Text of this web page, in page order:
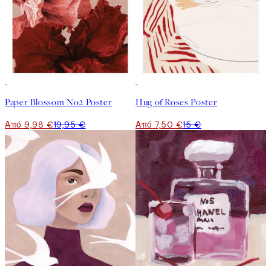
Paper Blossom No2 Poster
Από 9,98 €19,95 €
Hug of Roses Poster
Από 7,50 €15 €